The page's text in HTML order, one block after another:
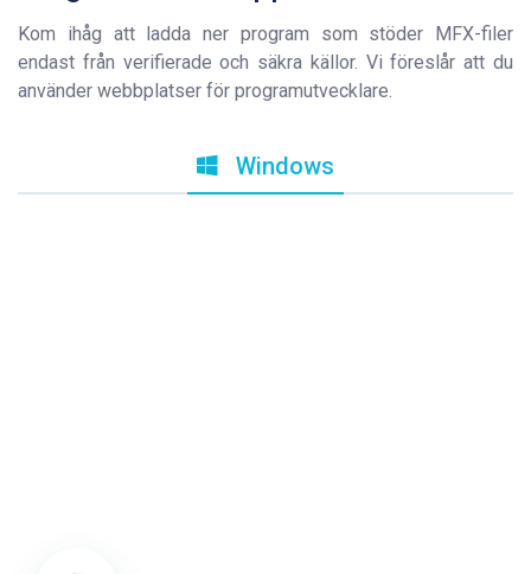
Kom ihåg att ladda ner program som stöder MFX-filer
endast från verifierade och säkra källor. Vi föreslår att du
använder webbplatser för programutvecklare.
Windows